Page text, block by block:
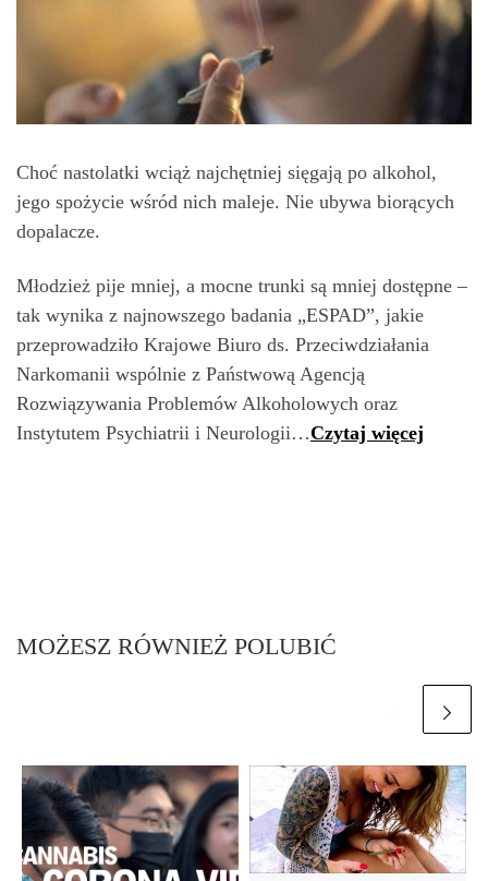
Choć nastolatki wciąż najchętniej sięgają po alkohol,
jego spożycie wśród nich maleje. Nie ubywa biorących
dopalacze.
Młodzież pije mniej, a mocne trunki są mniej dostępne –
tak wynika z najnowszego badania „ESPAD”, jakie
przeprowadziło Krajowe Biuro ds. Przeciwdziałania
Narkomanii wspólnie z Państwową Agencją
Rozwiązywania Problemów Alkoholowych oraz
Instytutem Psychiatrii i Neurologii…Czytaj więcej
MOŻESZ RÓWNIEŻ POLUBIĆ